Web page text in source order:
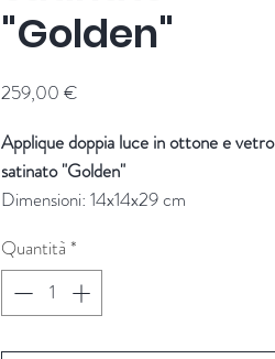
"Golden"
259,00 €
Applique doppia luce in ottone e vetro
satinato "Golden"
Dimensioni: 14x14x29 cm
Quantità *